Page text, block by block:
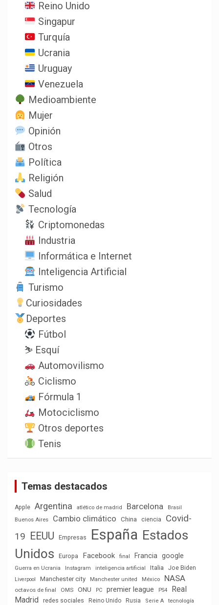
Reino Unido
Singapur
Turquía
Ucrania
Uruguay
Venezuela
Medioambiente
Mujer
Opinión
Otros
Política
Religión
Salud
Tecnología
Criptomonedas
Industria
Informática e Internet
Inteligencia Artificial
Turismo
Curiosidades
Deportes
Fútbol
⛷️ Esquí
Automovilismo
Ciclismo
Fórmula 1
Motociclismo
Otros deportes
Tenis
Temas destacados
Apple Argentina atlético de madrid Barcelona
Brasil
Buenos Aires
Cambio climático China ciencia
Covid-
19 EEUU Empresas España Estados
Unidos
Europa Facebook final Francia google
Guerra en Ucrania Instagram inteligencia artificial Italia Joe Biden
Liverpool Manchester city Manchester united México NASA
octavos de final OMS ONU PC premier league PS4
Real
Madrid
redes sociales Reino Unido Rusia Serie A
tecnología